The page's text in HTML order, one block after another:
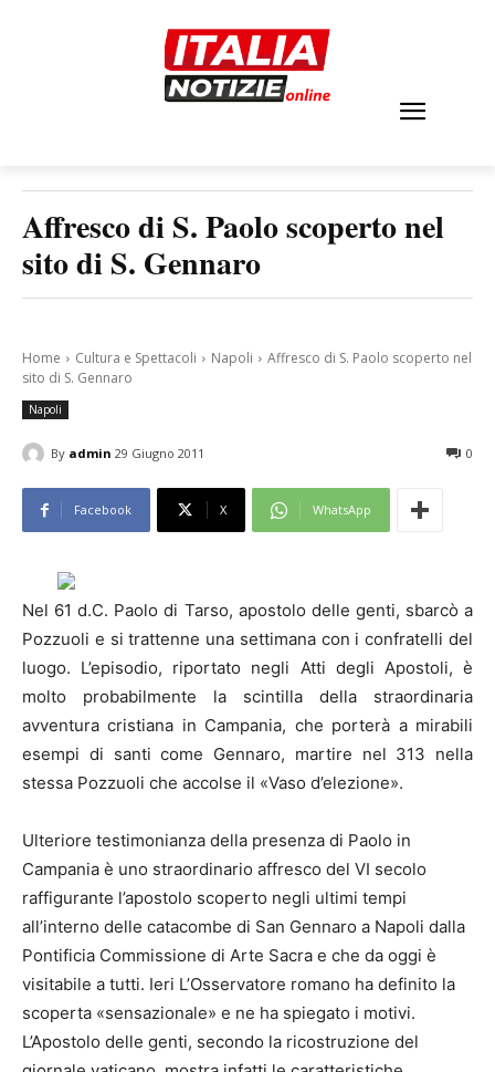
Affresco di S. Paolo scoperto nel
sito di S. Gennaro
Home Cultura e Spettacoli Napoli
Affresco di S. Paolo scoperto nel
sito di S. Gennaro
Napoli
By admin 29 Giugno 2011 0
Facebook X WhatsApp
Nel 61 d.C. Paolo di Tarso, apostolo delle genti, sbarcò a
Pozzuoli e si trattenne una settimana con i confratelli del
luogo. L’episodio, riportato negli Atti degli Apostoli, è
molto probabilmente la scintilla della straordinaria
avventura cristiana in Campania, che porterà a mirabili
esempi di santi come Gennaro, martire nel 313 nella
stessa Pozzuoli che accolse il «Vaso d’elezione».
Ulteriore testimonianza della presenza di Paolo in
Campania è uno straordinario affresco del VI secolo
raffigurante l’apostolo scoperto negli ultimi tempi
all’interno delle catacombe di San Gennaro a Napoli dalla
Pontificia Commissione di Arte Sacra e che da oggi è
visitabile a tutti. Ieri L’Osservatore romano ha definito la
scoperta «sensazionale» e ne ha spiegato i motivi.
L’Apostolo delle genti, secondo la ricostruzione del